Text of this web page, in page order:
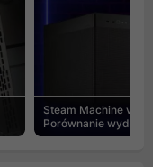
Steam Machine vs
Porównanie